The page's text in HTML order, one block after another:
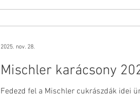
Mischler karácsony
Fedezd fel a Mischler cukrászdák idei
2025. nov. 28.